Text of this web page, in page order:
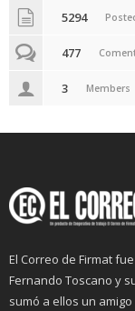
5294
477
3 Members
El Correo de Firmat
Fernando Toscano y
sumó a ellos un